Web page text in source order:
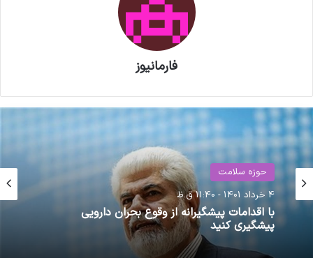
فارمانیوز
حوزه سلامت
4 خرداد 1401 - 11:40 ق.ظ
با اقدامات پیشگیرانه از وقوع بحران دارویی
پیشگیری کنید